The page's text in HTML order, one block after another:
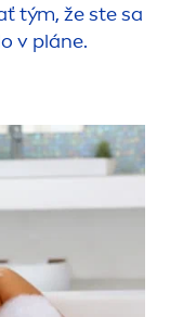
tým, že ste sa
v pláne.